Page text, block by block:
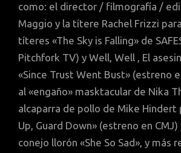
como: el director / filmografía /
Maggio y la títere Rachel Frizzi
títeres «The Sky is Falling» de
Pitchfork TV) y Well, Well , El
«Since Trust Went Bust» (estreno
al «engaño» masktacular de Nika
alcaparra de pollo de Mike Hindert
Up, Guard Down» (estreno en
conejo llorón «She So Sad», y más